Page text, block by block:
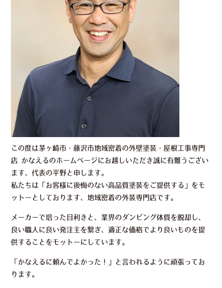
この度は茅ヶ崎市・藤沢市地域密着の外壁塗装・屋根工事専門
店 かなえるのホームページにお越しいただき誠に有難うござい
ます、代表の平野と申します。
私たちは「お客様に後悔のない高品質塗装をご提供する」をモ
ットーとしております、地域密着の外装専門店です。
メーカーで培った目利きと、業界のダンピング体質を脱却し、
良い職人に良い発注主を繋ぎ、適正な価格でより良いものを提
供することをモットーにしています。
「かなえるに頼んでよかった！」と言われるように頑張ってお
ります。